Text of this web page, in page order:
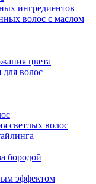
ингредиентов
волос с маслом
цвета
волос
светлых волос
бородой
эффектом